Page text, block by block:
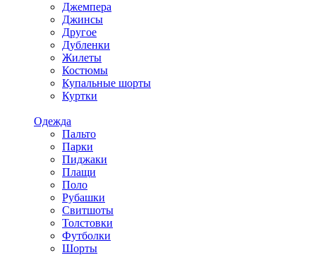
Джемпера
Джинсы
Другое
Дубленки
Жилеты
Костюмы
Купальные шорты
Куртки
Одежда
Пальто
Парки
Пиджаки
Плащи
Поло
Рубашки
Свитшоты
Толстовки
Футболки
Шорты